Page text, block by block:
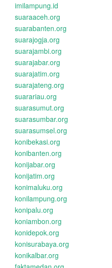
imilampung.id
suaraaceh.org
suarabanten.org
suarajogja.org
suarajambi.org
suarajabar.org
suarajatim.org
suarajateng.org
suarariau.org
suarasumut.org
suarasumbar.org
suarasumsel.org
konibekasi.org
konibanten.org
konijabar.org
konijatim.org
konimaluku.org
konilampung.org
konipalu.org
koniambon.org
konidepok.org
konisurabaya.org
konikalbar.org